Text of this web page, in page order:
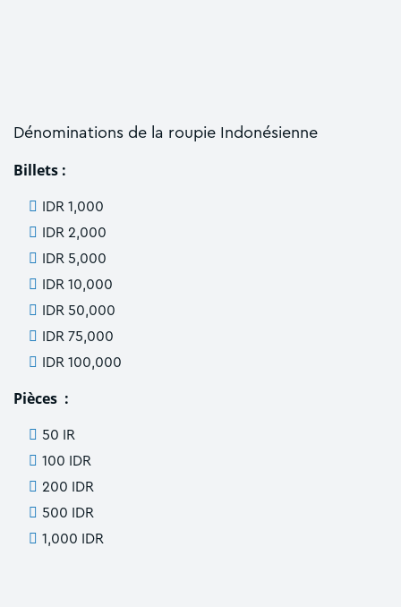
Dénominations de la roupie Indonésienne
Billets :
IDR 1,000
IDR 2,000
IDR 5,000
IDR 10,000
IDR 50,000
IDR 75,000
IDR 100,000
Pièces :
50 IR
100 IDR
200 IDR
500 IDR
1,000 IDR